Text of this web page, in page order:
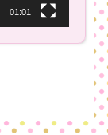
01:01